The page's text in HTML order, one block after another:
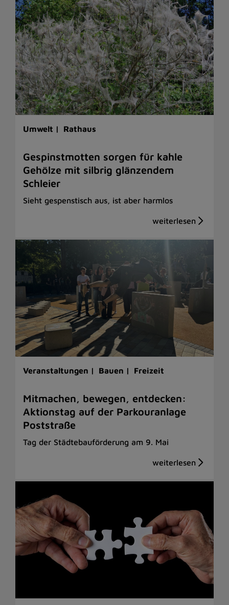
Umwelt | Rathaus
Gespinstmotten sorgen für kahle
Gehölze mit silbrig glänzendem
Schleier
Sieht gespenstisch aus, ist aber harmlos
Veranstaltungen | Bauen | Freizeit
Mitmachen, bewegen, entdecken:
Aktionstag auf der Parkouranlage
Poststraße
Tag der Städtebauförderung am 9. Mai